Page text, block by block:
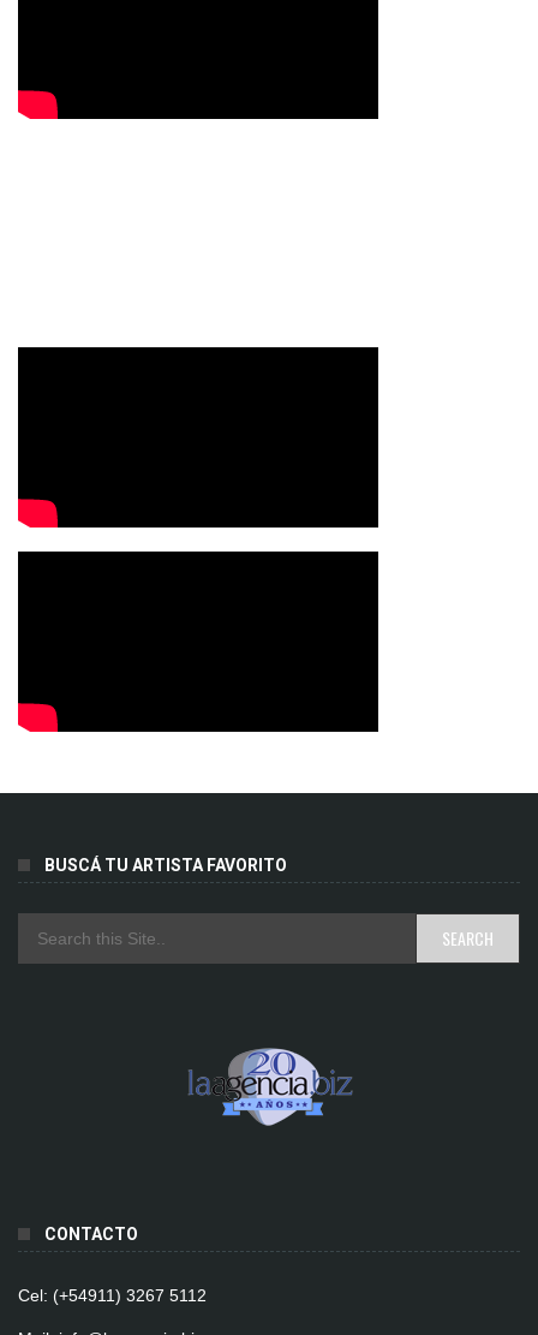
BUSCÁ TU ARTISTA FAVORITO
CONTACTO
Cel: (+54911) 3267 5112